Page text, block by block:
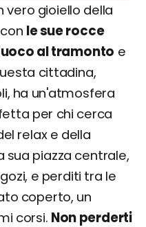
vero gioiello della
le sue rocce
al tramonto e
cittadina,
ha un'atmosfera
per chi cerca
relax e della
sua piazza centrale,
e perditi tra le
coperto, un
corsi. Non perderti